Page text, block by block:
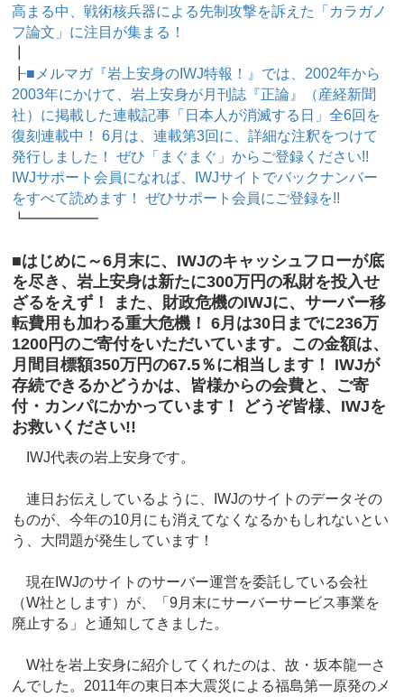
高まる中、戦術核兵器による先制攻撃を訴えた「カラガノ
フ論文」に注目が集まる！
┠■メルマガ『岩上安身のIWJ特報！』では、2002年から
2003年にかけて、岩上安身が月刊誌『正論』（産経新聞
社）に掲載した連載記事「日本人が消滅する日」全6回を
復刻連載中！ 6月は、連載第3回に、詳細な注釈をつけて
発行しました！ ぜひ「まぐまぐ」からご登録ください!!
IWJサポート会員になれば、IWJサイトでバックナンバー
をすべて読めます！ ぜひサポート会員にご登録を!!
┗━━━━━
■はじめに～6月末に、IWJのキャッシュフローが底
を尽き、岩上安身は新たに300万円の私財を投入せ
ざるをえず！ また、財政危機のIWJに、サーバー移
転費用も加わる重大危機！ 6月は30日までに236万
1200円のご寄付をいただいています。この金額は、
月間目標額350万円の67.5％に相当します！ IWJが
存続できるかどうかは、皆様からの会費と、ご寄
付・カンパにかかっています！ どうぞ皆様、IWJを
お救いください!!
IWJ代表の岩上安身です。
連日お伝えしているように、IWJのサイトのデータその
ものが、今年の10月にも消えてなくなるかもしれないとい
う、大問題が発生しています！
現在IWJのサイトのサーバー運営を委託している会社
（W社とします）が、「9月末にサーバーサービス事業を
廃止する」と通知してきました。
W社を岩上安身に紹介してくれたのは、故・坂本龍一さ
んでした。2011年の東日本大震災による福島第一原発のメ